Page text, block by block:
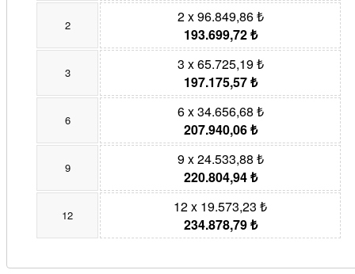
2
2 x 96.849,86 ₺
193.699,72 ₺
3
3 x 65.725,19 ₺
197.175,57 ₺
6
6 x 34.656,68 ₺
207.940,06 ₺
9
9 x 24.533,88 ₺
220.804,94 ₺
12
12 x 19.573,23 ₺
234.878,79 ₺